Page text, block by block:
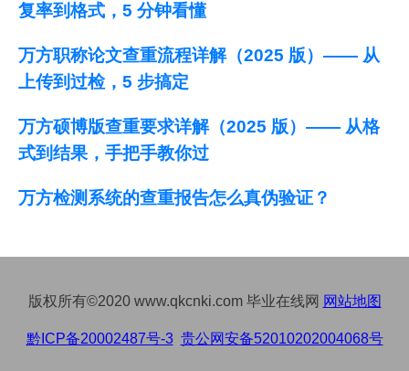
复率到格式，5 分钟看懂
万方职称论文查重流程详解（2025 版）—— 从
上传到过检，5 步搞定
万方硕博版查重要求详解（2025 版）—— 从格
式到结果，手把手教你过
万方检测系统的查重报告怎么真伪验证？
版权所有©2020 www.qkcnki.com 毕业在线网 网站地图
黔ICP备20002487号-3 贵公网安备52010202004068号